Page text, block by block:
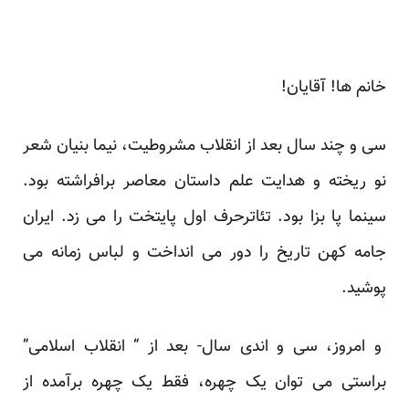
خانم ها! آقایان!
سی و چند سال بعد از انقلاب مشروطیت، نیما بنیان شعر
نو ریخته و هدایت علم داستان معاصر برافراشته بود.
سینما پا بزا بود. تئاترحرف اول پایتخت را می زد. ایران
جامه کهن تاریخ را دور می انداخت و لباس زمانه می
پوشید.
و امروز، سی و اندی سال- بعد از “ انقلاب اسلامی”
براستی می توان یک چهره، فقط یک چهره برآمده از